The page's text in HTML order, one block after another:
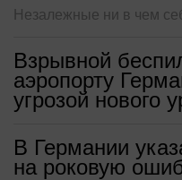
Незалежные ни в чем
Взрывной
аэропорту
угрозой нового
В Германии
на роковую